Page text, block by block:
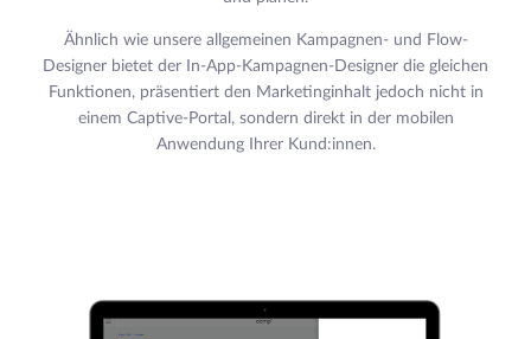
Ähnlich wie unsere allgemeinen Kampagnen- und Flow-
Designer bietet der In-App-Kampagnen-Designer die gleichen
Funktionen, präsentiert den Marketinginhalt jedoch nicht in
einem Captive-Portal, sondern direkt in der mobilen
Anwendung Ihrer Kund:innen.